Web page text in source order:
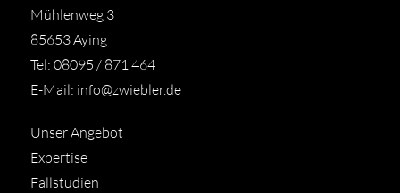
Mühlenweg 3
85653 Aying
Tel: 08095 / 871 464
E-Mail: info@zwiebler.de
Unser Angebot
Expertise
Fallstudien